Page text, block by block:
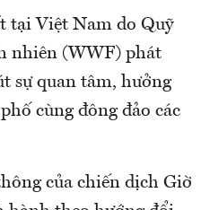
tại Việt Nam do Quỹ
nhiên (WWF) phát
sự quan tâm, hưởng
cùng đông đảo các
của chiến dịch Giờ